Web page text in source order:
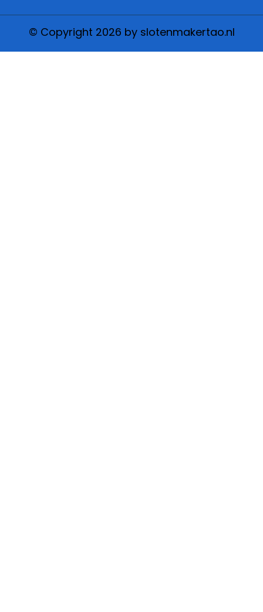
© Copyright 2026 by slotenmakertao.nl